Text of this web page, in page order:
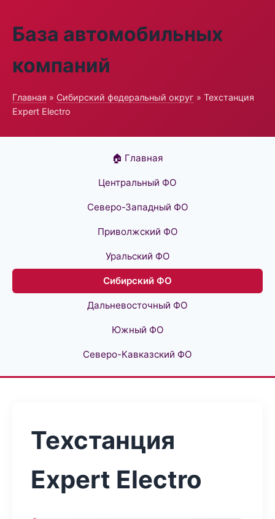
База автомобильных
компаний
Главная » Сибирский федеральный округ » Техстанция
Expert Electro
🏠 Главная
Центральный ФО
Северо-Западный ФО
Приволжский ФО
Уральский ФО
Сибирский ФО
Дальневосточный ФО
Южный ФО
Северо-Кавказский ФО
Техстанция
Expert Electro